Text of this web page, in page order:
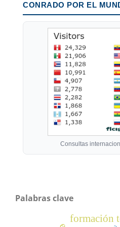
CONRADO POR EL
Consultas
Palabras clave
formación